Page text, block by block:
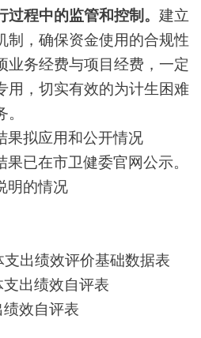
程中的监管和控制。 建立
制，确保资金使用的合规性
业务经费与项目经费，一定
用，切实有效的为计生困难
果拟应用和公开情况
已在市卫健委官网公示。
明的情况
支出绩效评价基础数据表
支出绩效自评表
效自评表